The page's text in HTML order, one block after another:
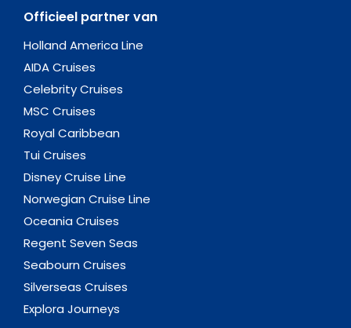
Officieel partner van
Holland America Line
AIDA Cruises
Celebrity Cruises
MSC Cruises
Royal Caribbean
Tui Cruises
Disney Cruise Line
Norwegian Cruise Line
Oceania Cruises
Regent Seven Seas
Seabourn Cruises
Silverseas Cruises
Explora Journeys